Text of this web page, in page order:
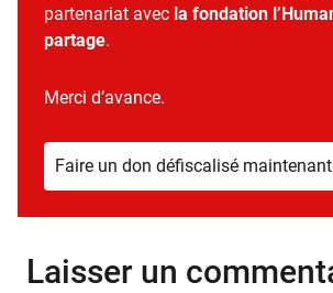
partenariat avec la fondation
partage.
Merci d’avance.
Faire un don défiscalisé maintenant
Laisser un